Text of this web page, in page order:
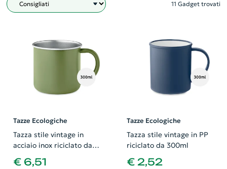
Filtro 11 Gadget trovati
Tazze Ecologiche
Tazza stile vintage in
acciaio inox riciclato da
300ml
€ 6,51
Tazze Ecologiche
Tazza stile vintage in PP
riciclato da 300ml
€ 2,52